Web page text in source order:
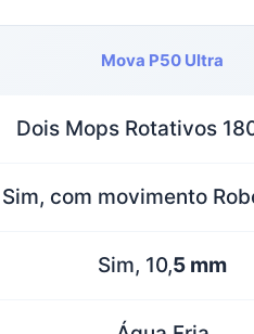
Mova P50 Ultra
Dois Mops Rotativos
Sim, com movimento
Sim, 10,5 mm